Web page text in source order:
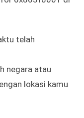
telah
negara atau
lokasi kamu